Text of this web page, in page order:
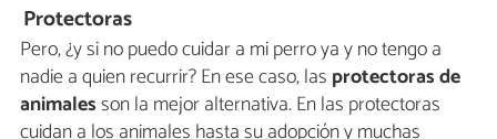
Protectoras
Pero, ¿y si no puedo cuidar a mi perro ya y no tengo a
nadie a quien recurrir? En ese caso, las protectoras de
animalesson la mejor alternativa. En las protectoras